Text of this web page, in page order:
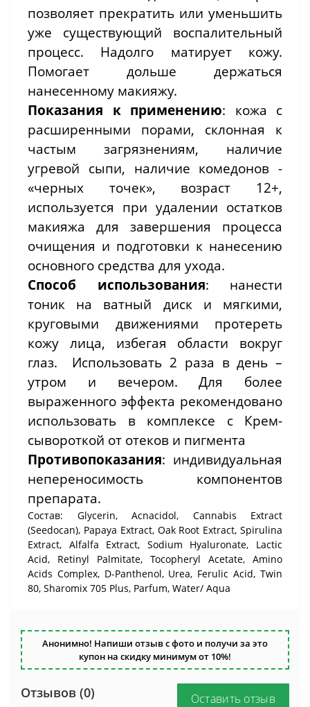
позволяет прекратить или уменьшить
уже существующий воспалительный
процесс. Надолго матирует кожу.
Помогает дольше держаться
нанесенному макияжу.
Показания к применению: кожа с
расширенными порами, склонная к
частым загрязнениям, наличие
угревой сыпи, наличие комедонов -
«черных точек», возраст 12+,
используется при удалении остатков
макияжа для завершения процесса
очищения и подготовки к нанесению
основного средства для ухода.
Способ использования: нанести
тоник на ватный диск и мягкими,
круговыми движениями протереть
кожу лица, избегая области вокруг
глаз. Использовать 2 раза в день –
утром и вечером.Для более
выраженного эффекта рекомендовано
использовать в комплексе с Крем-
сывороткой от отеков и пигмента
Противопоказания: индивидуальная
непереносимость компонентов
препарата.
Состав: Glycerin, Acnacidol, Cannabis Extract
(Seedocan), Papaya Extract, Oak Root Extract, Spirulina
Extract, Alfalfa Extract, Sodium Hyaluronate, Lactic
Acid, Retinyl Palmitate, Tocopheryl Acetate, Amino
Acids Complex, D-Panthenol, Urea, Ferulic Acid, Twin
80, Sharomix 705 Plus, Parfum, Water/ Aqua
Анонимно! Напиши отзыв с фото и получи за это
купон на скидку минимум от 10%!
Отзывов (0) Оставить отзыв